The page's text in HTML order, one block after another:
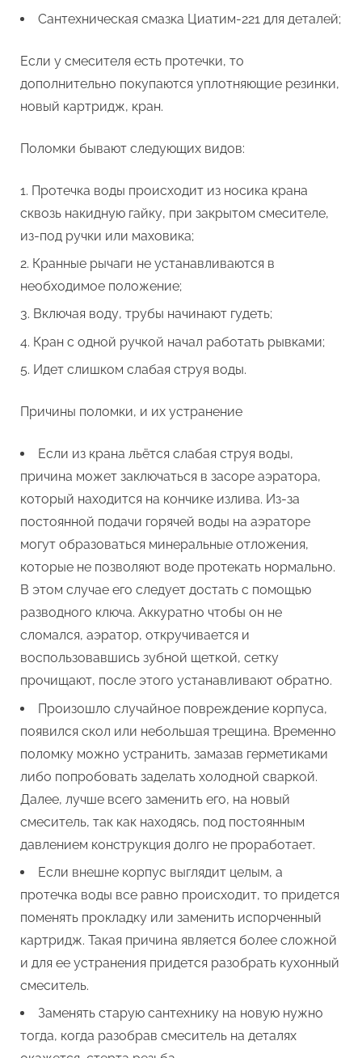
Сантехническая смазка Циатим-221 для деталей;
Если у смесителя есть протечки, то
дополнительно покупаются уплотняющие резинки,
новый картридж, кран.
Поломки бывают следующих видов:
Протечка воды происходит из носика крана
сквозь накидную гайку, при закрытом смесителе,
из-под ручки или маховика;
Кранные рычаги не устанавливаются в
необходимое положение;
Включая воду, трубы начинают гудеть;
Кран с одной ручкой начал работать рывками;
Идет слишком слабая струя воды.
Причины поломки, и их устранение
Если из крана льётся слабая струя воды,
причина может заключаться в засоре аэратора,
который находится на кончике излива. Из-за
постоянной подачи горячей воды на аэраторе
могут образоваться минеральные отложения,
которые не позволяют воде протекать нормально.
В этом случае его следует достать с помощью
разводного ключа. Аккуратно чтобы он не
сломался, аэратор, откручивается и
воспользовавшись зубной щеткой, сетку
прочищают, после этого устанавливают обратно.
Произошло случайное повреждение корпуса,
появился скол или небольшая трещина. Временно
поломку можно устранить, замазав герметиками
либо попробовать заделать холодной сваркой.
Далее, лучше всего заменить его, на новый
смеситель, так как находясь, под постоянным
давлением конструкция долго не проработает.
Если внешне корпус выглядит целым, а
протечка воды все равно происходит, то придется
поменять прокладку или заменить испорченный
картридж. Такая причина является более сложной
и для ее устранения придется разобрать кухонный
смеситель.
Заменять старую сантехнику на новую нужно
тогда, когда разобрав смеситель на деталях